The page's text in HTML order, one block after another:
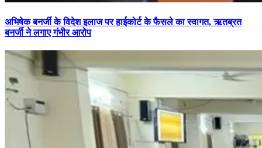
अभिषेक बनर्जी के विदेश इलाज पर हाईकोर्ट के फैसले का स्वागत, ऋतब्रत
बनर्जी ने लगाए गंभीर आरोप